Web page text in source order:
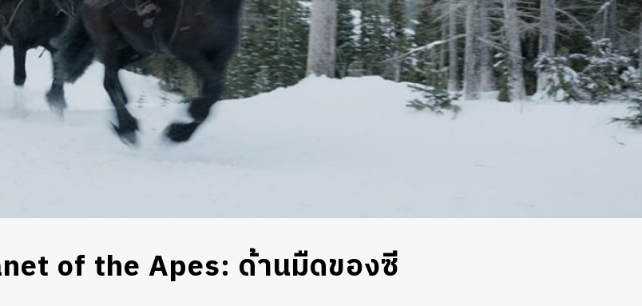
of the Apes: ด้านมืดของซี